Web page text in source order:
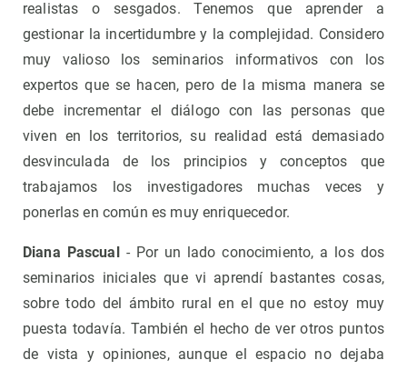
realistas o sesgados. Tenemos que aprender a
gestionar la incertidumbre y la complejidad. Considero
muy valioso los seminarios informativos con los
expertos que se hacen, pero de la misma manera se
debe incrementar el diálogo con las personas que
viven en los territorios, su realidad está demasiado
desvinculada de los principios y conceptos que
trabajamos los investigadores muchas veces y
ponerlas en común es muy enriquecedor.
Diana Pascual- Por un lado conocimiento, a los dos
seminarios iniciales que vi aprendí bastantes cosas,
sobre todo del ámbito rural en el que no estoy muy
puesta todavía. También el hecho de ver otros puntos
de vista y opiniones, aunque el espacio no dejaba